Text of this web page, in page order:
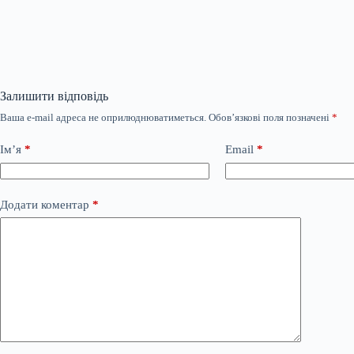
Залишити відповідь
Ваша e-mail адреса не оприлюднюватиметься. Обов’язкові поля позначені *
Ім’я * Email *
Додати коментар *